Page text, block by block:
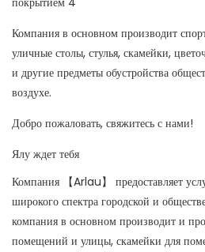
Компания в основном производит
уличные столы, стулья, скамейки,
и другие предметы обустройства
воздухе.
Добро пожаловать, свяжитесь с нами!
Ялу ждет тебя
Компания 【Arlau】 предоставляет
широкого спектра городской и
компания в основном производит и
помещений и улицы, скамейки для